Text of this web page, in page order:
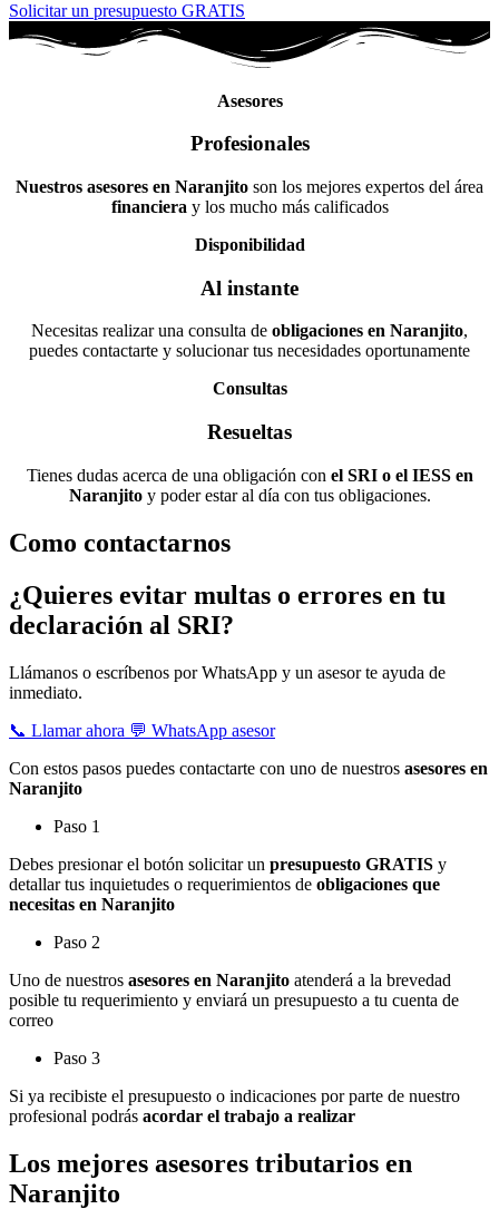
Solicitar un presupuesto GRATIS
Asesores
Profesionales
Nuestros asesores en Naranjito son los mejores expertos del área
financiera y los mucho más calificados
Disponibilidad
Al instante
Necesitas realizar una consulta de obligaciones en Naranjito,
puedes contactarte y solucionar tus necesidades oportunamente
Consultas
Resueltas
Tienes dudas acerca de una obligación con el SRI o el IESS en
Naranjitoy poder estar al día con tus obligaciones.
Como contactarnos
¿Quieres evitar multas o errores en tu
declaración al SRI?
Llámanos o escríbenos por WhatsApp y un asesor te ayuda de
inmediato.
📞 Llamar ahora 💬 WhatsApp asesor
Con estos pasos puedes contactarte con uno de nuestros asesores en
Naranjito
Paso 1
Debes presionar el botón solicitar un presupuesto GRATIS y
detallar tus inquietudes o requerimientos de obligaciones que
necesitas en Naranjito
Paso 2
Uno de nuestros asesores en Naranjito atenderá a la brevedad
posible tu requerimiento y enviará un presupuesto a tu cuenta de
correo
Paso 3
Si ya recibiste el presupuesto o indicaciones por parte de nuestro
profesional podrás acordar el trabajo a realizar
Los mejores asesores tributarios en
Naranjito